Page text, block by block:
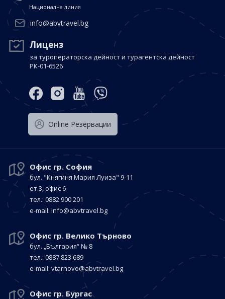
Национална линия
info@abvtravel.bg
Лиценз
за туроператорска дейност и турагентска дейност
РК-01-6526
Оnline Резервации
Офис гр. София
бул. "Княгиня Мария Луиза" 9-11
ет.3, офис 6
тел.: 0882 900 201
е-mail: info@abvtravel.bg
Офис гр. Велико Търново
бул. „България“ № 8
тел.: 0887 823 689
е-mail: vtarnovo@abvtravel.bg
Офис гр. Бургас